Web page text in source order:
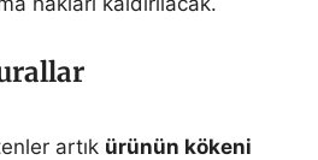
artık ürünün kökeni